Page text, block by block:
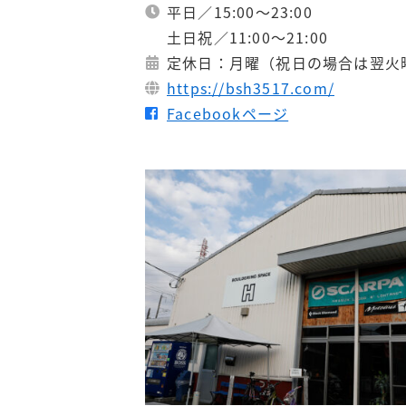
平日／15:00～23:00
土日祝／11:00～21:00​
定休日：月曜（祝日の場合は翌火
https://bsh3517.com/
Facebookページ